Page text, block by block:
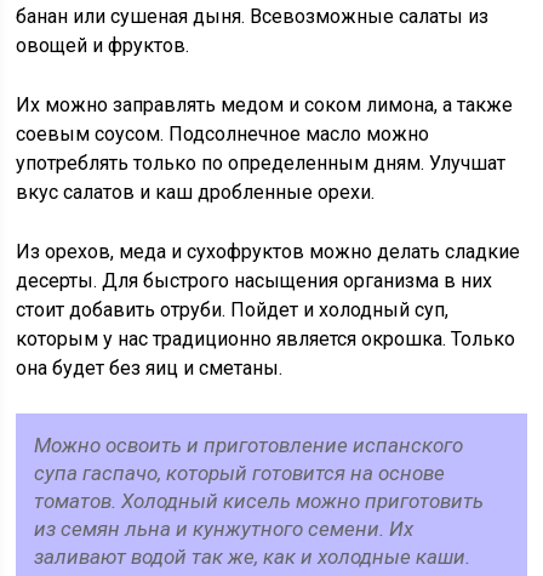
банан или сушеная дыня. Всевозможные салаты из
овощей и фруктов.
Их можно заправлять медом и соком лимона, а также
соевым соусом. Подсолнечное масло можно
употреблять только по определенным дням. Улучшат
вкус салатов и каш дробленные орехи.
Из орехов, меда и сухофруктов можно делать сладкие
десерты. Для быстрого насыщения организма в них
стоит добавить отруби. Пойдет и холодный суп,
которым у нас традиционно является окрошка. Только
она будет без яиц и сметаны.
Можно освоить и приготовление испанского
супа гаспачо, который готовится на основе
томатов. Холодный кисель можно приготовить
из семян льна и кунжутного семени. Их
заливают водой так же, как и холодные каши.